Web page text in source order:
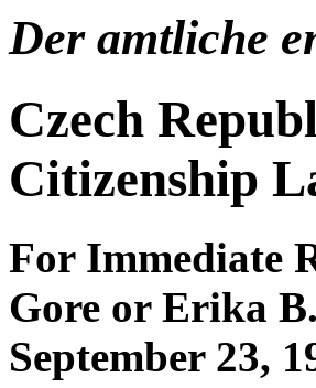
Der amtliche
Czech
Citizenship
For
Gore or Erika
September